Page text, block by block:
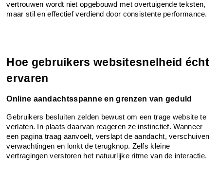
vertrouwen wordt niet opgebouwd met overtuigende teksten,
maar stil en effectief verdiend door consistente performance.
Hoe gebruikers websitesnelheid écht
ervaren
Online aandachtsspanne en grenzen van geduld
Gebruikers besluiten zelden bewust om een trage website te
verlaten. In plaats daarvan reageren ze instinctief. Wanneer
een pagina traag aanvoelt, verslapt de aandacht, verschuiven
verwachtingen en lonkt de terugknop. Zelfs kleine
vertragingen verstoren het natuurlijke ritme van de interactie.